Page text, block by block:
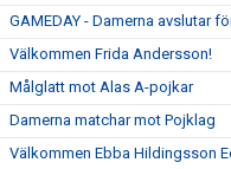
GAMEDAY - Damerna avslutar
Välkommen Frida Andersson!
Målglatt mot Alas A-pojkar
Damerna matchar mot Pojklag
Välkommen Ebba Hildingsson